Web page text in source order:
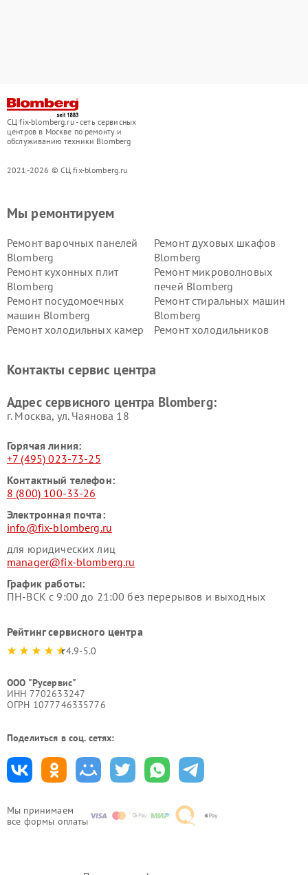
СЦ fix-blomberg.ru - сеть сервисных
центров в Москве по ремонту и
обслуживанию техники Blomberg
2021-2026 © СЦ fix-blomberg.ru
Мы принимаем
все формы оплаты
Мы ремонтируем
Ремонт варочных панелей
Blomberg
Ремонт духовых шкафов
Blomberg
Ремонт кухонных плит
Blomberg
Ремонт микроволновых
печей Blomberg
Ремонт посудомоечных
машин Blomberg
Ремонт стиральных машин
Blomberg
Ремонт холодильных камер
Ремонт холодильников
Контакты сервис центра
Адрес сервисного центра Blomberg:
г. Москва, ул. Чаянова 18
Горячая линия:
+7 (495) 023-73-25
Контактный телефон:
8 (800) 100-33-26
Электронная почта:
info@fix-blomberg.ru
для юридических лиц
manager@fix-blomberg.ru
График работы:
ПН-ВСК с 9:00 до 21:00 без перерывов и выходных
Рейтинг сервисного центра
4.9-5.0
ООО "Русервис"
ИНН 7702633247
ОГРН 1077746335776
Поделиться в соц. сетях: